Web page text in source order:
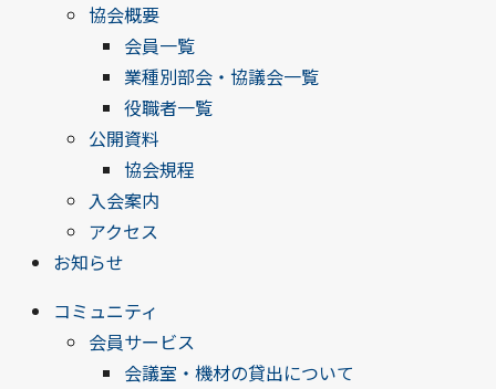
協会概要
会員一覧
業種別部会・協議会一覧
役職者一覧
公開資料
協会規程
入会案内
アクセス
お知らせ
コミュニティ
会員サービス
会議室・機材の貸出について